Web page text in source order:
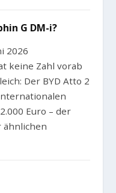
G DM-i?
2026
keine Zahl vorab
Der BYD Atto 2
Euro – der
ähnlichen